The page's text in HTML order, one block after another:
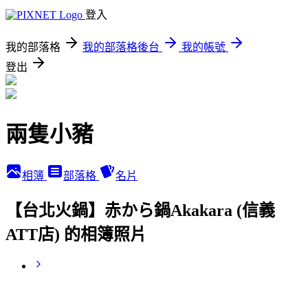
登入
我的部落格 我的部落格後台
我的帳號
登出
兩隻小豬
相簿 部落格 名片
【台北火鍋】赤から鍋Akakara (信義
ATT店) 的相簿照片